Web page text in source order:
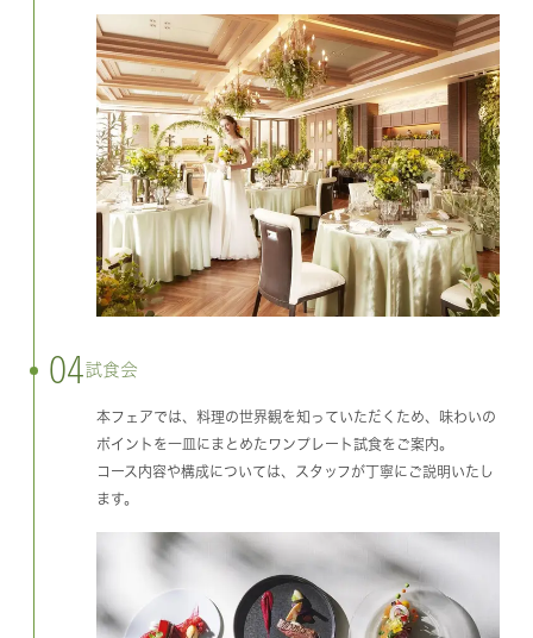
04試食会
本フェアでは、料理の世界観を知っていただくため、味わいの
ポイントを一皿にまとめたワンプレート試食をご案内。
コース内容や構成については、スタッフが丁寧にご説明いたし
ます。